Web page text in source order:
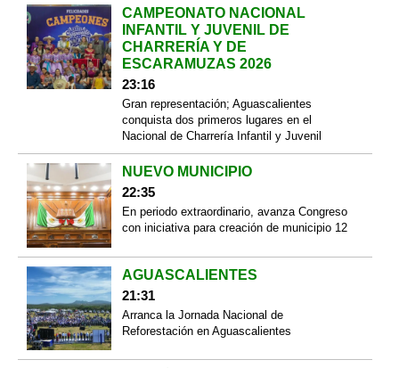
CAMPEONATO NACIONAL
INFANTIL Y JUVENIL DE
CHARRERÍA Y DE
ESCARAMUZAS 2026
23:16
Gran representación; Aguascalientes
conquista dos primeros lugares en el
Nacional de Charrería Infantil y Juvenil
NUEVO MUNICIPIO
22:35
En periodo extraordinario, avanza Congreso
con iniciativa para creación de municipio 12
AGUASCALIENTES
21:31
Arranca la Jornada Nacional de
Reforestación en Aguascalientes